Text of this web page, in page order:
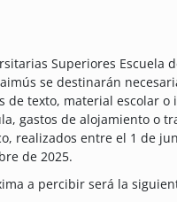
Superiores Escuela
se destinarán
de texto, material escolar o
gastos de alojamiento o
realizados entre el 1 de
de 2025.
a percibir será la